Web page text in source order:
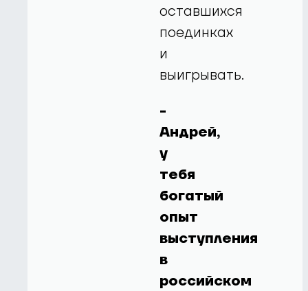
оставшихся
поединках
и
выигрывать.
-
Андрей,
у
тебя
богатый
опыт
выступления
в
российском